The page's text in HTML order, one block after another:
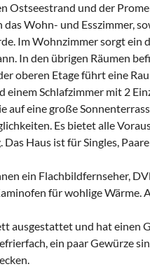
Ostseestrand und der
Wohn- und Esszimmer,
Im Wohnzimmer sorgt ein
In den übrigen Räumen
oberen Etage führt eine
einem Schlafzimmer mit 2
auf eine große
Es bietet alle
Haus ist für Singles,
ein Flachbildfernseher,
für wohlige
ausgestattet und hat einen
ein paar Gewürze